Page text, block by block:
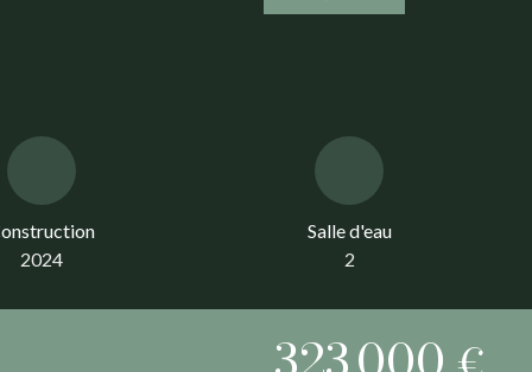
2024
Salle d'eau
2